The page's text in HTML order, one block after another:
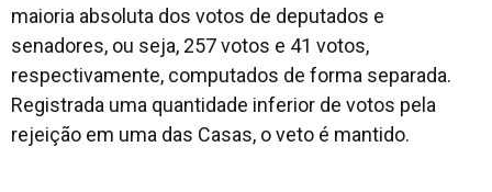
maioria absoluta dos votos de deputados e
senadores, ou seja, 257 votos e 41 votos,
respectivamente, computados de forma separada.
Registrada uma quantidade inferior de votos pela
rejeição em uma das Casas, o veto é mantido.